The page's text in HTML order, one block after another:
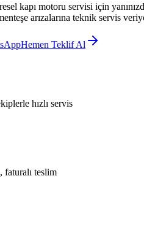
kapı motoru servisi için
arızalarına teknik servis
Hemen Teklif Al
hızlı servis
faturalı teslim